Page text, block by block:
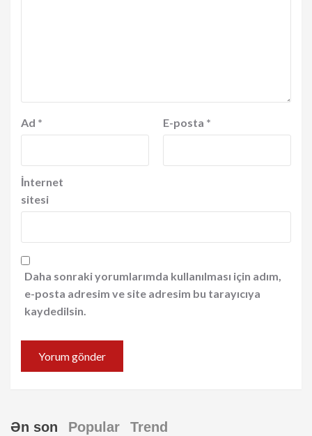
Ad * E-posta *
İnternet
sitesi
Daha sonraki yorumlarımda kullanılması için adım,
e-posta adresim ve site adresim bu tarayıcıya
kaydedilsin.
Ən son Popular Trend